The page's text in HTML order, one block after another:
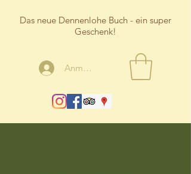
Das neue Dennenlohe Buch - ein super
Geschenk!
Anmelden